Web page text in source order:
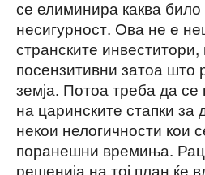
се елиминира каква
несигурност. Ова не е
странските
посензитивни затоа што
земја. Потоа треба да се
на царинските стапки
некои нелогичности кои
поранешни времиња.
решенија на тој план ќе